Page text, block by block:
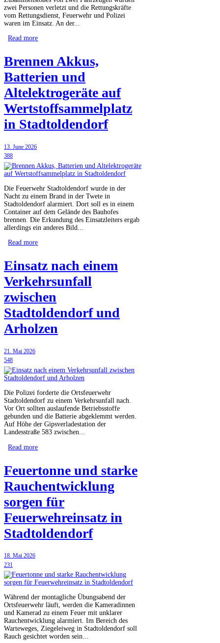
zwei Personen verletzt und die Rettungskräfte
vom Rettungsdienst, Feuerwehr und Polizei
waren im Einsatz. An der...
Read more
Brennen Akkus,
Batterien und
Altelektrogeräte auf
Wertstoffsammelplatz
in Stadtoldendorf
13. June 2026
388
Die Feuerwehr Stadtoldendorf wurde in der
Nacht zu einem Brand in der Twete in
Stadtoldendorf alarmiert. Dort soll es in einem
Container auf dem Gelände des Bauhofes
brennen. Die Erkundung des Einsatzleiters ergab
allerdings ein anderes Bild...
Read more
Einsatz nach einem
Verkehrsunfall
zwischen
Stadtoldendorf und
Arholzen
21. Mai 2026
548
Die Polizei forderte die Ortsfeuerwehr
Stadtoldendorf zu einem Verkehrsunfall nach.
Vor Ort sollten auslaufende Betriebsstoffe
gebunden und die Batterie abgeklemmt werden.
Auf Höhe der Gipsverladestation der
Landesstraße 583 zwischen...
Read more
Feuertonne und starke
Rauchentwicklung
sorgen für
Feuerwehreinsatz in
Stadtoldendorf
18. Mai 2026
231
Während der montagliche Übungsabend der
Ortsfeuerwehr läuft, werden die Kameradinnen
und Kamerad zu einem Feuer mit unklarer
Rauchentwicklung alarmiert. Im Bereich des
Warteweges, Ziegeleiweg in Stadtoldendorf soll
Rauch gesichtet worden sein...